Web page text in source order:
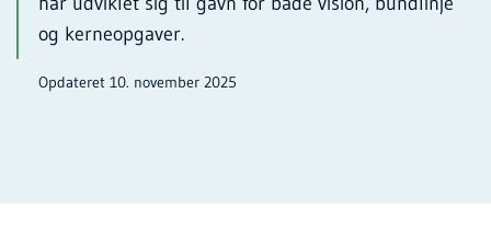
og kerneopgaver.
Opdateret 10. november 2025